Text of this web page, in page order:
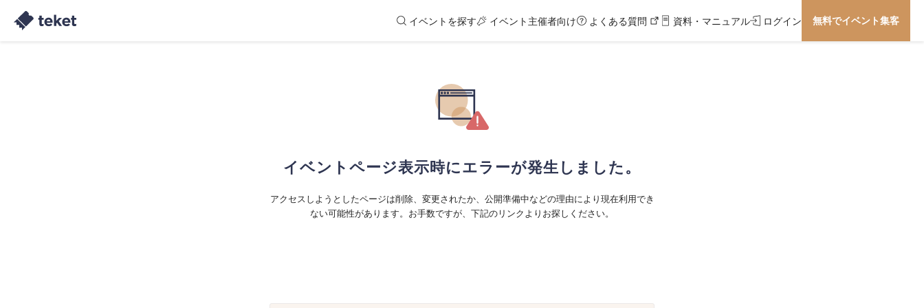
イベントを探す イベント主催者向け よくある質問 資料・マニュアル ログイン 無料でイベント集客
イベントページ表示時にエラーが発生しました。
アクセスしようとしたページは削除、変更されたか、公開準備中などの理由により現在利用でき
ない可能性があります。お手数ですが、下記のリンクよりお探しください。